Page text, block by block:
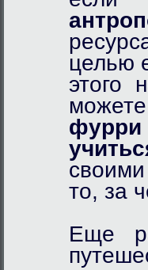
целью
этого
то, за
Еще